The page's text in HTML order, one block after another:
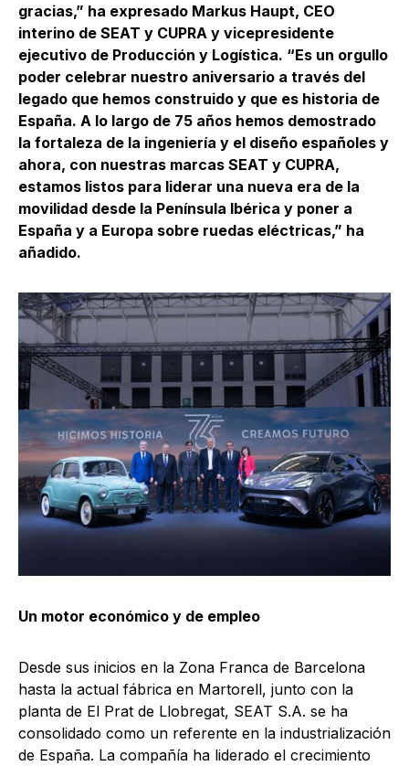
gracias,” ha expresado Markus Haupt, CEO
interino de SEAT y CUPRA y vicepresidente
ejecutivo de Producción y Logística. “Es un orgullo
poder celebrar nuestro aniversario a través del
legado que hemos construido y que es historia de
España. A lo largo de 75 años hemos demostrado
la fortaleza de la ingeniería y el diseño españoles y
ahora, con nuestras marcas SEAT y CUPRA,
estamos listos para liderar una nueva era de la
movilidad desde la Península Ibérica y poner a
España y a Europa sobre ruedas eléctricas,” ha
añadido.
Un motor económico y de empleo
Desde sus inicios en la Zona Franca de Barcelona
hasta la actual fábrica en Martorell, junto con la
planta de El Prat de Llobregat, SEAT S.A. se ha
consolidado como un referente en la industrialización
de España. La compañía ha liderado el crecimiento